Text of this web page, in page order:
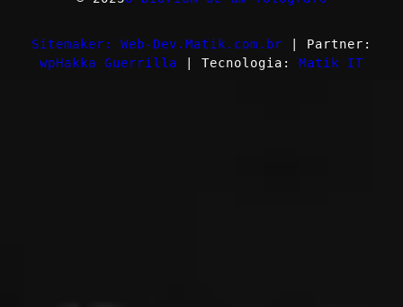
Sitemaker: Web-Dev.Matik.com.br | Partner:
wpHakka Guerrilla | Tecnologia: Matik IT